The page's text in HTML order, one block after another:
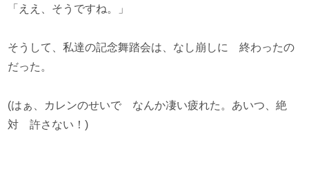
「ええ、そうですね。」
そうして、私達の記念舞踏会は、なし崩しに 終わったの
だった。
(はぁ、カレンのせいで なんか凄い疲れた。あいつ、絶
対 許さない！)